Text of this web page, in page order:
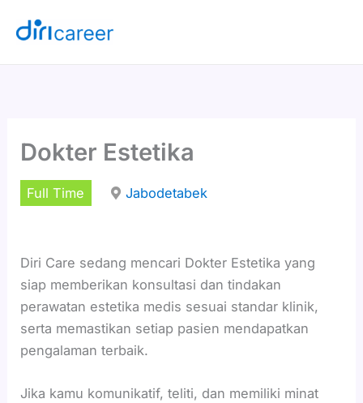
Dokter Estetika
Full Time Jabodetabek
Diri Care sedang mencari Dokter Estetika yang
siap memberikan konsultasi dan tindakan
perawatan estetika medis sesuai standar klinik,
serta memastikan setiap pasien mendapatkan
pengalaman terbaik.
Jika kamu komunikatif, teliti, dan memiliki minat